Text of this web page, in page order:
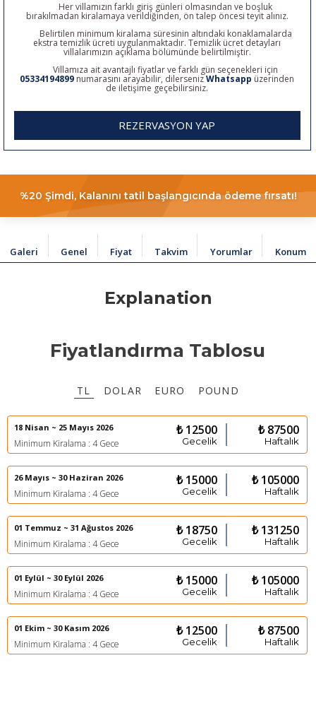
Her villamızın farklı giriş günleri olmasından ve boşluk
bırakılmadan kiralamaya verildiğinden, ön talep öncesi teyit alınız.
Belirtilen minimum kiralama süresinin altındaki konaklamalarda
ekstra temizlik ücreti uygulanmaktadır. Temizlik ücret detayları
villalarımızın açıklama bölümünde belirtilmiştir.
Villamıza ait avantajlı fiyatlar ve farklı gün seçenekleri için
05334194899 numarasını arayabilir, dilersenizWhatsapp üzerinden
de iletişime geçebilirsiniz.
REZERVASYON YAP
%20 Şimdi, Kalanını tatil başlangıcında ödeme fırsatı!
Galeri Genel Fiyat Takvim Yorumlar Konum
Explanation
Fiyatlandırma Tablosu
TL DOLAR EURO POUND
18 Nisan ~ 25 Mayıs 2026
Minimum Kiralama : 4 Gece
₺ 12500
Gecelik
₺ 87500
Haftalık
26 Mayıs ~ 30 Haziran 2026
Minimum Kiralama : 4 Gece
₺ 15000
Gecelik
₺ 105000
Haftalık
01 Temmuz ~ 31 Ağustos 2026
Minimum Kiralama : 4 Gece
₺ 18750
Gecelik
₺ 131250
Haftalık
01 Eylül ~ 30 Eylül 2026
Minimum Kiralama : 4 Gece
₺ 15000
Gecelik
₺ 105000
Haftalık
01 Ekim ~ 30 Kasım 2026
Minimum Kiralama : 4 Gece
₺ 12500
Gecelik
₺ 87500
Haftalık